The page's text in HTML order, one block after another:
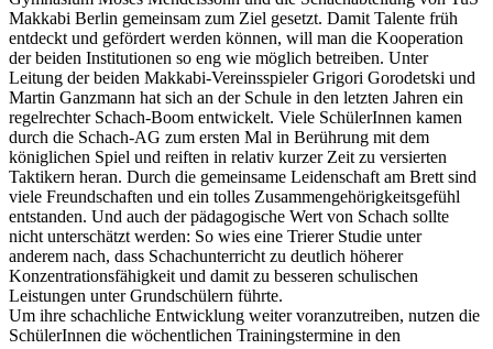
Makkabi Berlin gemeinsam zum Ziel gesetzt. Damit Talente früh
entdeckt und gefördert werden können, will man die Kooperation
der beiden Institutionen so eng wie möglich betreiben. Unter
Leitung der beiden Makkabi-Vereinsspieler Grigori Gorodetski und
Martin Ganzmann hat sich an der Schule in den letzten Jahren ein
regelrechter Schach-Boom entwickelt. Viele SchülerInnen kamen
durch die Schach-AG zum ersten Mal in Berührung mit dem
königlichen Spiel und reiften in relativ kurzer Zeit zu versierten
Taktikern heran. Durch die gemeinsame Leidenschaft am Brett sind
viele Freundschaften und ein tolles Zusammengehörigkeitsgefühl
entstanden. Und auch der pädagogische Wert von Schach sollte
nicht unterschätzt werden: So wies eine Trierer Studie unter
anderem nach, dass Schachunterricht zu deutlich höherer
Konzentrationsfähigkeit und damit zu besseren schulischen
Leistungen unter Grundschülern führte.
Um ihre schachliche Entwicklung weiter voranzutreiben, nutzen die
SchülerInnen die wöchentlichen Trainingstermine in den